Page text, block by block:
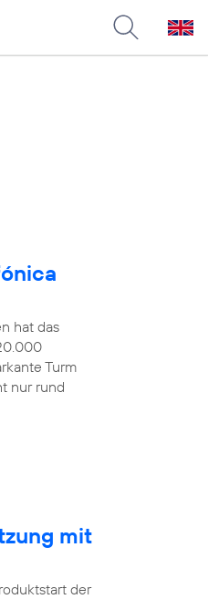
hat das
Turm
nur rund
mit
der